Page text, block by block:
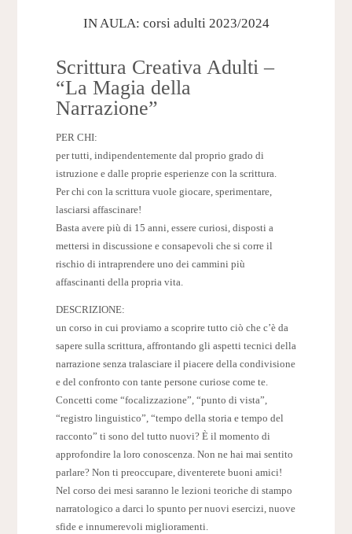
IN AULA: corsi adulti 2023/2024
Scrittura Creativa Adulti –
“La Magia della
Narrazione”
PER CHI:
per tutti, indipendentemente dal proprio grado di
istruzione e dalle proprie esperienze con la scrittura.
Per chi con la scrittura vuole giocare, sperimentare,
lasciarsi affascinare!
Basta avere più di 15 anni, essere curiosi, disposti a
mettersi in discussione e consapevoli che si corre il
rischio di intraprendere uno dei cammini più
affascinanti della propria vita.
DESCRIZIONE:
un corso in cui proviamo a scoprire tutto ciò che c’è da
sapere sulla scrittura, affrontando gli aspetti tecnici della
narrazione senza tralasciare il piacere della condivisione
e del confronto con tante persone curiose come te.
Concetti come “focalizzazione”, “punto di vista”,
“registro linguistico”, “tempo della storia e tempo del
racconto” ti sono del tutto nuovi? È il momento di
approfondire la loro conoscenza. Non ne hai mai sentito
parlare? Non ti preoccupare, diventerete buoni amici!
Nel corso dei mesi saranno le lezioni teoriche di stampo
narratologico a darci lo spunto per nuovi esercizi, nuove
sfide e innumerevoli miglioramenti.